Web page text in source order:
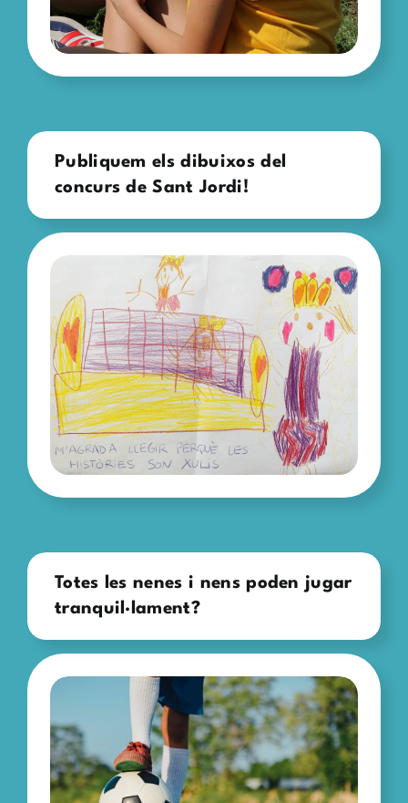
Publiquem els dibuixos del
concurs de Sant Jordi!
Totes les nenes i nens poden jugar
tranquil·lament?